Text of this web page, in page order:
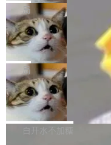
频技...
最终并未成功落地，而高
达 5 个月，公司直到财务
意味着一个无人看管的 AI
里日夜不停地"烧钱"。 复
ngue 把原因归结为一件
AI 开发者在一个共享和协
而美国模型厂商在"闭门造
ding in silos"——各自为战
断从他嘴里说出来分量不
全球最大的开源 AI 平台，
型。谁在开源赛道上领先，
一个问题：你写过什么给
乎都是没有。工程师们整
序给别人用。偶尔有人自
家居控制、家庭实验室，
aw 是 Shelley 的作者，
nt。他最近在博客上写了
简单：开发者工具必须开
由软件情怀，而是一个跟
技术判断。 两行 prompt
局
DeepSeek Harness 宣
网最大规模开源 Agent
一条内测招募帖，发出去
会变成一场开源 Agent 生
DeepSeek Harness 团队
i）在 X 上发帖： 「如果
关开源项目的开发者，希
ness 的内测，可以回复或
局
商汤 SenseNova
开源
商汤科技宣布面向社区开
型的预览版本
白开水不加糖